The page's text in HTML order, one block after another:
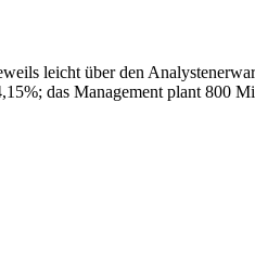
leicht über den
das Management plant 800